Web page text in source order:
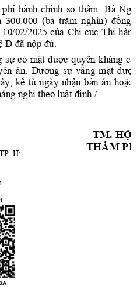
phí hành chính sơ thẩm: Bà
300.000 (ba trăm nghìn) đồng
10/02/2025 của Chi cục Thi hành
D đã nộp đủ.
sự có mặt được quyền kháng
án. Đương sự vắng mặt được
kể từ ngày nhận bản án hoặc
nghị theo luật định./.
H;
TM. HỘI
THẨM